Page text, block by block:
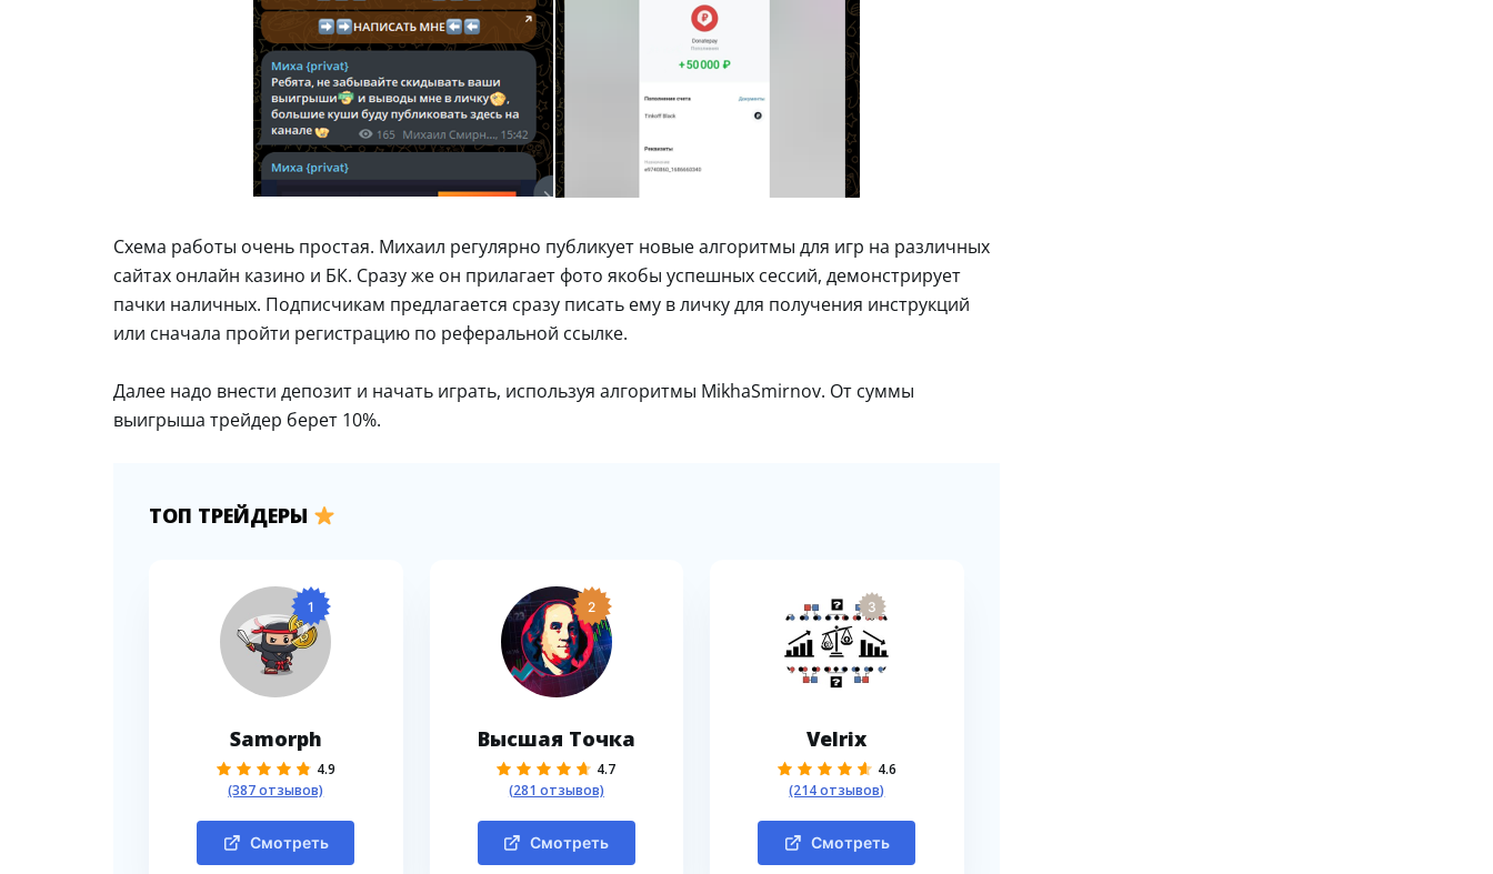
Схема работы очень простая. Михаил регулярно публикует новые алгоритмы для игр на различных
сайтах онлайн казино и БК. Сразу же он прилагает фото якобы успешных сессий, демонстрирует
пачки наличных. Подписчикам предлагается сразу писать ему в личку для получения инструкций
или сначала пройти регистрацию по реферальной ссылке.
Далее надо внести депозит и начать играть, используя алгоритмы MikhaSmirnov. От суммы
выигрыша трейдер берет 10%.
ТОП ТРЕЙДЕРЫ
1
Samorph
4.9
(387 отзывов)
Смотреть
2
Высшая Точка
4.7
(281 отзывов)
Смотреть
3
Velrix
4.6
(214 отзывов)
Смотреть